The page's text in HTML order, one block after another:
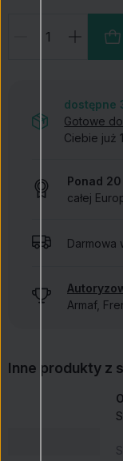
dostępne
Gotowe
Ciebie już
Ponad
całej
Darmowa
Armaf,
Inne produkty z